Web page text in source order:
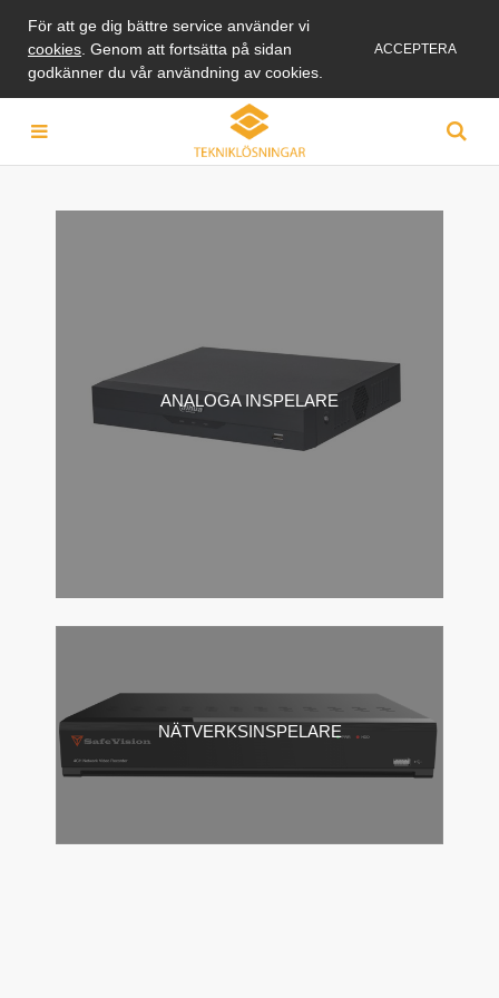
För att ge dig bättre service använder vi
cookies . Genom att fortsätta på sidan
godkänner du vår användning av cookies.
ACCEPTERA
ANALOGA INSPELARE
NÄTVERKSINSPELARE